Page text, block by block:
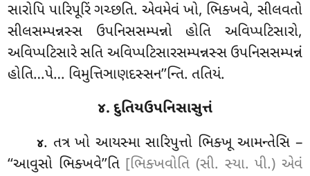
સારોપિ પારિપૂરિં ગચ્છતિ. એવમેવં ખો, ભિક્ખવે, સીલવતો
સીલસમ્પન્નસ્સ ઉપનિસસમ્પન્નો હોતિ અવિપ્પટિસારો,
અવિપ્પટિસારે સતિ અવિપ્પટિસારસમ્પન્નસ્સ ઉપનિસસમ્પન્નં
હોતિ…પે… વિમુત્તિઞાણદસ્સન’’ન્તિ. તતિયં.
૪. દુતિયઉપનિસાસુત્તં
૪. તત્રખો આયસ્મા સારિપુત્તો ભિક્ખૂ આમન્તેસિ –
‘‘આવુસો ભિક્ખવે’’તિ [ભિક્ખવોતિ (સી. સ્યા. પી.) એવં